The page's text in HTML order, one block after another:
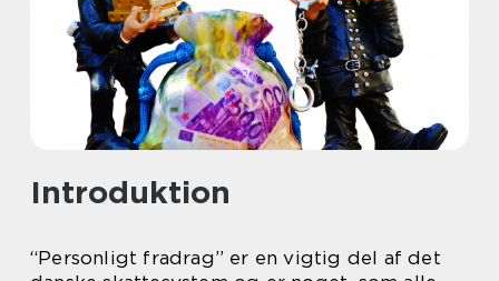
Introduktion
“Personligt fradrag” er en vigtig del af det